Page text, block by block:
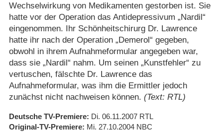
Wechselwirkung von Medikamenten gestorben ist. Sie
hatte vor der Operation das Antidepressivum „Nardil“
eingenommen. Ihr Schönheitschirurg Dr. Lawrence
hatte ihr nach der Operation „Demerol“ gegeben,
obwohl in ihrem Aufnahmeformular angegeben war,
dass sie „Nardil“ nahm. Um seinen „Kunstfehler“ zu
vertuschen, fälschte Dr. Lawrence das
Aufnahmeformular, was ihm die Ermittler jedoch
zunächst nicht nachweisen können. (Text: RTL)
Deutsche TV-Premiere Di. 06.11.2007 RTL
Original-TV-Premiere Mi. 27.10.2004 NBC